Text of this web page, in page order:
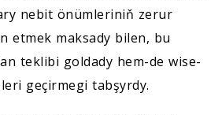
nebit önümleriniň zerur
etmek maksady bilen, bu
teklibi goldady hem-de wise-
geçirmegi tabşyrdy.